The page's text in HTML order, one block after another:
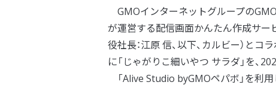
GMOインターネットグループのGMO
が運営する配信画面かんたん作成サー
役社長：江原 信、以下、カルビー）と
に「じゃがりこ細いやつ サラダ」を、
「Alive Studio byGMOペパボ」を利